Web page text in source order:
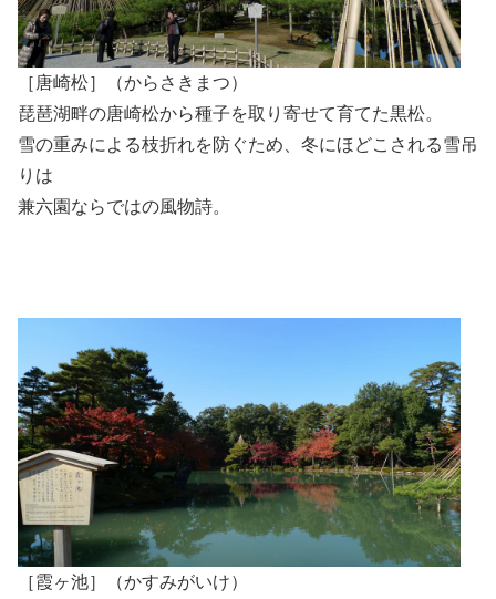
［唐崎松］（からさきまつ）
琵琶湖畔の唐崎松から種子を取り寄せて育てた黒松。
雪の重みによる枝折れを防ぐため、冬にほどこされる雪吊
りは
兼六園ならではの風物詩。
［霞ヶ池］（かすみがいけ）